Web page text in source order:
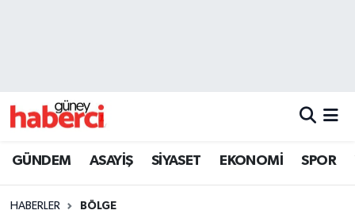
GÜNDEM ASAYİŞ SİYASET EKONOMİ SPOR
HABERLER BÖLGE
Beyoğlu Trafik Yoğunluk Haritası